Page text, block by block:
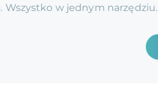
Wszystko w jednym narzędziu.